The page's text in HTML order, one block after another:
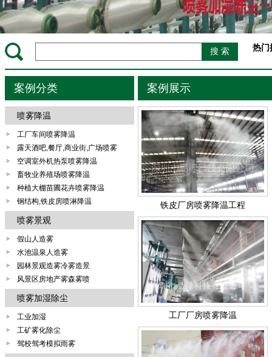
热门
案例分类
喷雾降温
工厂车间喷雾降温
露天酒吧,餐厅,商业街,广场喷雾
空调室外机热泵喷雾降温
畜牧业养殖场喷雾降温
种植大棚苗圃花卉喷雾降温
钢结构,铁皮房喷淋降温
喷雾景观
假山人造雾
水池温泉人造雾
园林景观造雾冷雾造景
风景区房地产雾森雾喷
喷雾加湿除尘
工业加湿
工矿雾化除尘
驾校驾考模拟雨雾
案例展示
铁皮厂房喷雾降温工程
工厂厂房喷雾降温